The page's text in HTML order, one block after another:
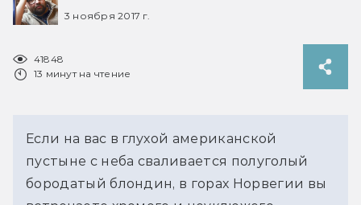
3 ноября 2017 г.
41848
13 минут на чтение
Если на вас в глухой американской
пустыне с неба сваливается полуголый
бородатый блондин, в горах Норвегии вы